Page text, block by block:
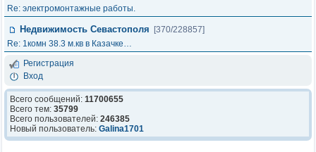
Re: электромонтажные работы.
Недвижимость Севастополя
[370/228857]
Re: 1комн 38.3 м.кв в Казачке…
Регистрация
Вход
Всего сообщений: 11700655
Всего тем: 35799
Всего пользователей: 246385
Новый пользователь: Galina1701